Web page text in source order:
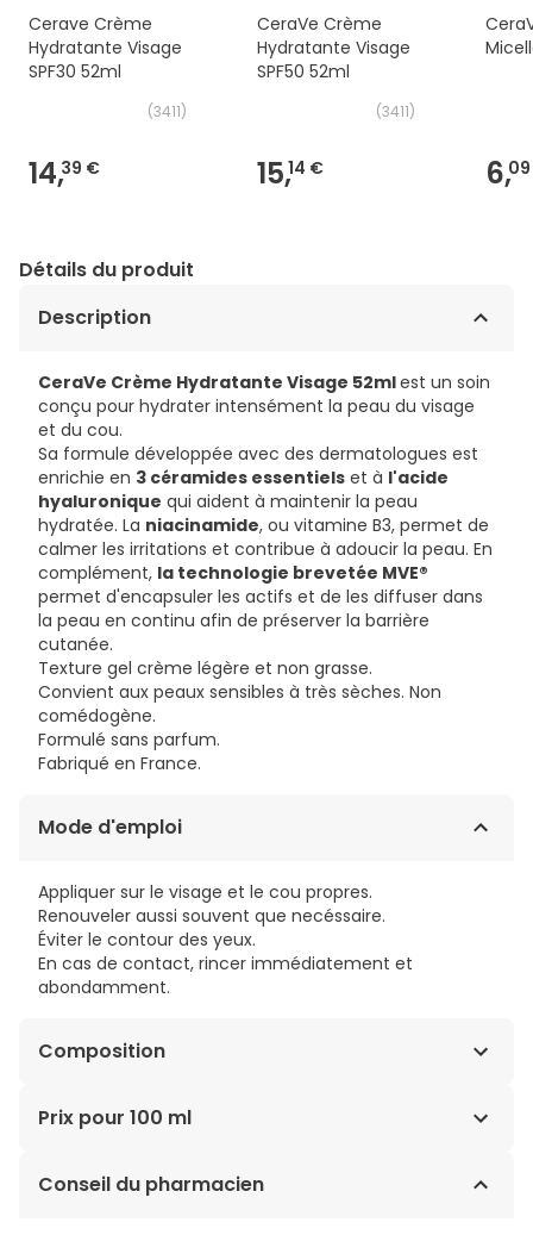
Cerave Crème
Hydratante Visage
SPF30 52ml
(3411)
14,39 €
CeraVe Crème
Hydratante Visage
SPF50 52ml
(3411)
15,14 € 6,
Détails du produit
Description
CeraVe Crème Hydratante Visage 52mlest un soin
conçu pour hydrater intensément la peau du visage
et du cou.
Sa formule développée avec des dermatologues est
enrichie en 3 céramides essentiels et à l'acide
hyaluronique qui aident à maintenir la peau
hydratée. La niacinamide, ou vitamine B3, permet de
calmer les irritations et contribue à adoucir la peau. En
complément, la technologie brevetée MVE®
permet d'encapsuler les actifs et de les diffuser dans
la peau en continu afin de préserver la barrière
cutanée.
Texture gel crème légère et non grasse.
Convient aux peaux sensibles à très sèches. Non
comédogène.
Formulé sans parfum.
Fabriqué en France.
Mode d'emploi
Appliquer sur le visage et le cou propres.
Renouveler aussi souvent que necéssaire.
Éviter le contour des yeux.
En cas de contact, rincer immédiatement et
abondamment.
Composition
AQUA/WATER, GLYCERIN, CAPRYLIC/CAPRIC
CERAMIDE EOP, CARBOMER, DIMETHICONE, CETEARETH-
Prix pour 100 ml
21,44€ / 100 ml
Conseil du pharmacien